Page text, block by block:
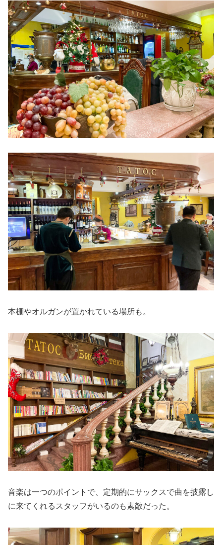
本棚やオルガンが置かれている場所も。
音楽は一つのポイントで、定期的にサックスで曲を披露し
に来てくれるスタッフがいるのも素敵だった。